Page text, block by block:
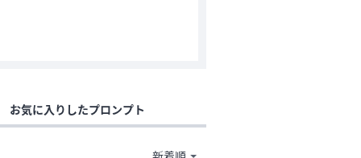
お気に入りしたプロンプト